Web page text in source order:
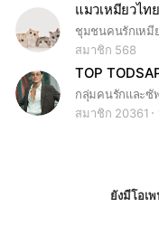
แมวเหมียวไท
ชุมชนคนรักเหมี
สมาชิก 568
TOP
สมาชิก 20361
ยังมีโอเ